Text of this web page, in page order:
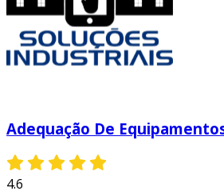
Adequação De
4.6